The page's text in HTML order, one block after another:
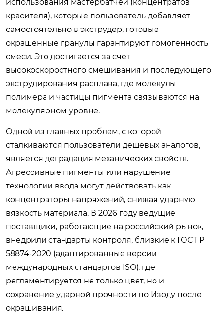
использования мастербатчей (концентратов
красителя), которые пользователь добавляет
самостоятельно в экструдер, готовые
окрашенные гранулы гарантируют гомогенность
смеси. Это достигается за счет
высокоскоростного смешивания и последующего
экструдирования расплава, где молекулы
полимера и частицы пигмента связываются на
молекулярном уровне.
Одной из главных проблем, с которой
сталкиваются пользователи дешевых аналогов,
является деградация механических свойств.
Агрессивные пигменты или нарушение
технологии ввода могут действовать как
концентраторы напряжений, снижая ударную
вязкость материала. В 2026 году ведущие
поставщики, работающие на российский рынок,
внедрили стандарты контроля, близкие к ГОСТ Р
58874-2020 (адаптированные версии
международных стандартов ISO), где
регламентируется не только цвет, но и
сохранение ударной прочности по Изоду после
окрашивания.